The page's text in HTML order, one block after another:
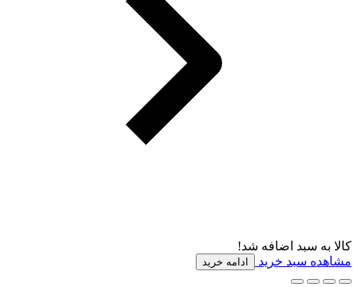
کالا به سبد اضافه شد!
مشاهده سبد خرید
ادامه خرید